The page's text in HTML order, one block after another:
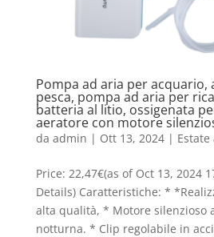
Pompa ad aria per acquario,
pesca, pompa ad aria per
batteria al litio, ossigenata
aeratore con motore
da admin | Ott 13, 2024|
Price: 22,47€(as of Oct 13, 2024
Details) Caratteristiche: *
alta qualità, * Motore silenzioso
notturna. * Clip regolabile in